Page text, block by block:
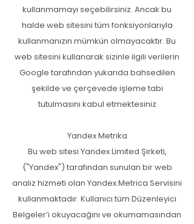
kullanmamayı seçebilirsiniz. Ancak bu
halde web sitesini tüm fonksiyonlarıyla
kullanmanızın mümkün olmayacaktır. Bu
web sitesini kullanarak sizinle ilgili verilerin
Google tarafından yukarıda bahsedilen
şekilde ve çerçevede işleme tabi
tutulmasını kabul etmektesiniz
Yandex Metrika
Bu web sitesi Yandex Limited Şirketi,
("Yandex") tarafından sunulan bir web
analiz hizmeti olan Yandex.Metrica Servisini
kullanmaktadır. Kullanıcı tüm Düzenleyici
Belgeler’i okuyacağını ve okumamasından